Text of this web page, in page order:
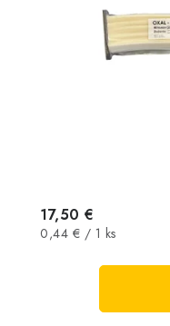
17,50 €
Jednotková
0,44 € / 1 ks